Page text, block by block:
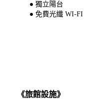
● 獨立陽台
● 免費光纖 WI-FI
《旅館設施》